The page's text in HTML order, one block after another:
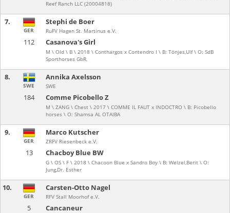
Reef Ranch LLC (20004818)
7.
112 Casanova's Girl
M \ Old \ B \ 2018 \ Conthargos x Contendro I \ B: Tönjes,Ulf \ O: SdB
Sporthorses GbR,
GER
Stephi de Boer
RuFV Hagen St. Martinus e.V.
8.
184 Comme Picobello Z
M \ ZANG \ Chest \ 2017 \ COMME IL FAUT x INDOCTRO \ B: Picobello
horses \ O: Shamsa AL OTAIBA
SWE
Annika Axelsson
SWE
9.
13 Chacboy Blue BW
G \ OS \ F \ 2018 \ Chacoon Blue x Sandro Boy \ B: Welzel,Berit \ O:
Jung,Dr. Esther
GER
Marco Kutscher
ZRFV Riesenbeck e.V.
10.
5 Cancaneur
GER
Carsten-Otto Nagel
RFV Stall Moorhof e.V.